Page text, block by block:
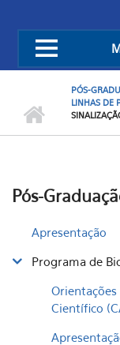
PÓS-
LINHAS DE
Pós-
Apresentação
Programa de
Científico